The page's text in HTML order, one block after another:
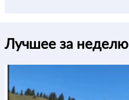
Лучшее за неделю